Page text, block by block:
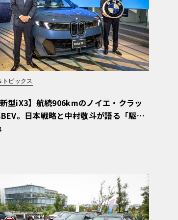
トピックス
新型iX3】航続906kmのノイエ・クラッ
。日本戦略と中村敬斗が語る「駆け
」